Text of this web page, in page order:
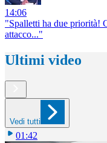
14:06
"Spalletti ha due priorità!
attacco..."
Ultimi video
Vedi tutti
01:42